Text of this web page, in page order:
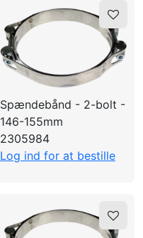
Spændebånd - 2-bolt -
146-155mm
2305984
Log ind for at bestille